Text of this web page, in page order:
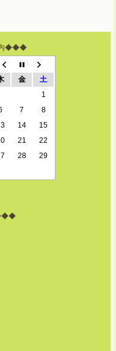
内◆◆◆
金
土
1
7
8
14
15
21
22
28
29